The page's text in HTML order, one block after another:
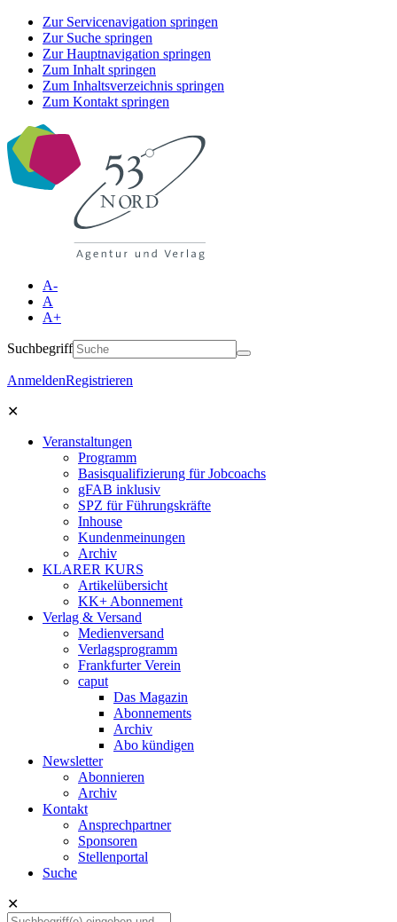
Zur Servicenavigation springen
Zur Suche springen
Zur Hauptnavigation springen
Zum Inhalt springen
Zum Inhaltsverzeichnis springen
Zum Kontakt springen
A-
A
A+
Suchbegriff
AnmeldenRegistrieren
✕
Veranstaltungen
Programm
Basisqualifizierung für Jobcoachs
gFAB inklusiv
SPZ für Führungskräfte
Inhouse
Kundenmeinungen
Archiv
KLARER KURS
Artikelübersicht
KK+ Abonnement
Verlag & Versand
Medienversand
Verlagsprogramm
Frankfurter Verein
caput
Das Magazin
Abonnements
Archiv
Abo kündigen
Newsletter
Abonnieren
Archiv
Kontakt
Ansprechpartner
Sponsoren
Stellenportal
Suche
✕